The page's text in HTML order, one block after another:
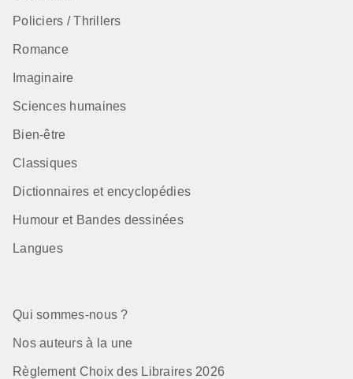
Policiers / Thrillers
Romance
Imaginaire
Sciences humaines
Bien-être
Classiques
Dictionnaires et encyclopédies
Humour et Bandes dessinées
Langues
Qui sommes-nous ?
Nos auteurs à la une
Règlement Choix des Libraires 2026